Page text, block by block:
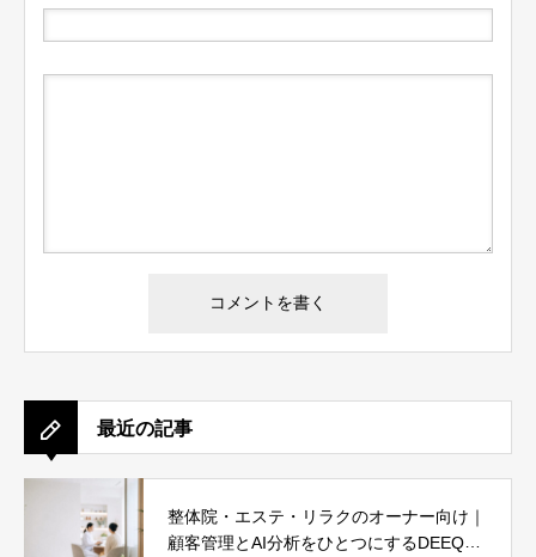
最近の記事
整体院・エステ・リラクのオーナー向け｜
顧客管理とAI分析をひとつにするDEEQと